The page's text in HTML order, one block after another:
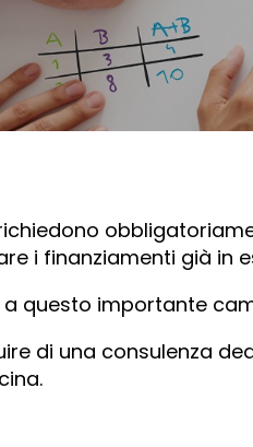
i finanziamenti già in
questo importante
di una consulenza